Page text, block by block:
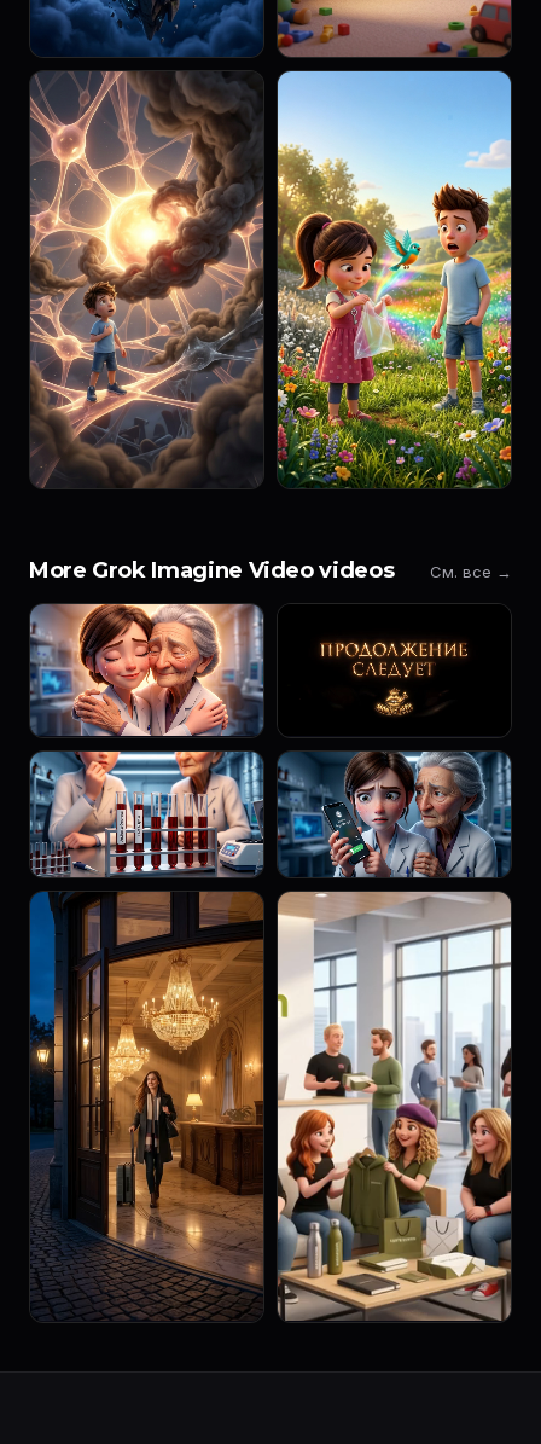
More Grok Imagine Video videos См. все →